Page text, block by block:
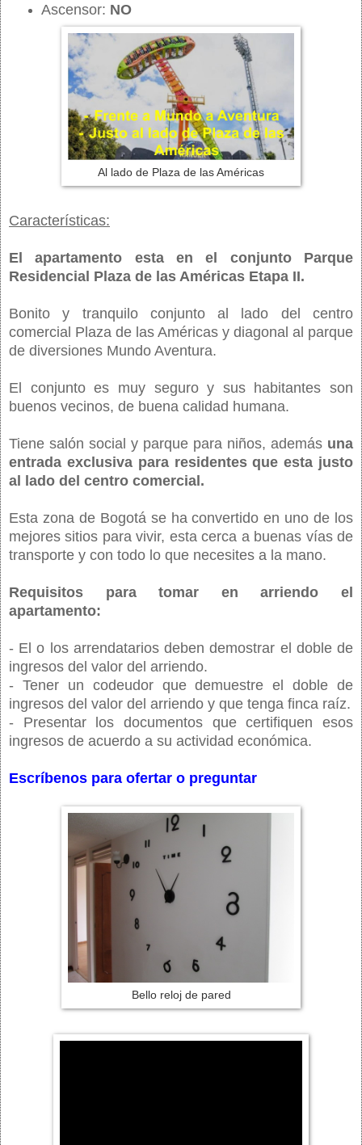
Ascensor: NO
Al lado de Plaza de las Américas
Características:
El apartamento esta en el conjunto Parque
Residencial Plaza de las Américas Etapa II.
Bonito y tranquilo conjunto al lado del centro
comercial Plaza de las Américas y diagonal al parque
de diversiones Mundo Aventura.
El conjunto es muy seguro y sus habitantes son
buenos vecinos, de buena calidad humana.
Tiene salón social y parque para niños, además una
entrada exclusiva para residentes que esta justo
al lado del centro comercial.
Esta zona de Bogotá se ha convertido en uno de los
mejores sitios para vivir, esta cerca a buenas vías de
transporte y con todo lo que necesites a la mano.
Requisitos para tomar en arriendo el
apartamento:
- El o los arrendatarios deben demostrar el doble de
ingresos del valor del arriendo.
- Tener un codeudor que demuestre el doble de
ingresos del valor del arriendo y que tenga finca raíz.
- Presentar los documentos que certifiquen esos
ingresos de acuerdo a su actividad económica.
Escríbenos para ofertar o preguntar
Bello reloj de pared